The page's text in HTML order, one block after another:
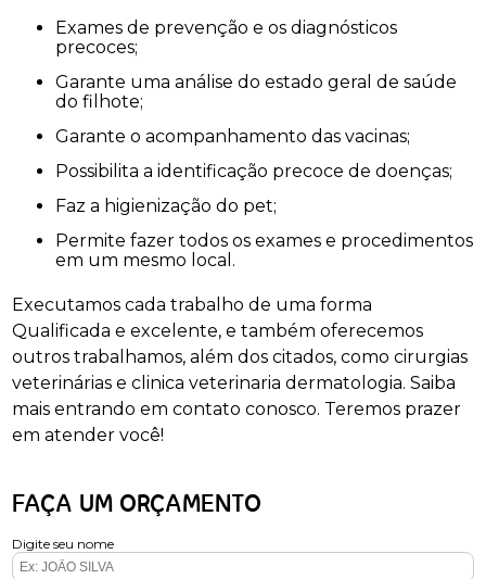
Exames de prevenção e os diagnósticos
precoces;
Garante uma análise do estado geral de saúde
do filhote;
Garante o acompanhamento das vacinas;
Possibilita a identificação precoce de doenças;
Faz a higienização do pet;
Permite fazer todos os exames e procedimentos
em um mesmo local.
Executamos cada trabalho de uma forma
Qualificada e excelente, e também oferecemos
outros trabalhamos, além dos citados, como cirurgias
veterinárias e clinica veterinaria dermatologia. Saiba
mais entrando em contato conosco. Teremos prazer
em atender você!
FAÇA UM ORÇAMENTO
Digite seu nome